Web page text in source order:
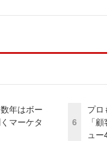
年はボー
マーケタ
6
プロ
「
ュ